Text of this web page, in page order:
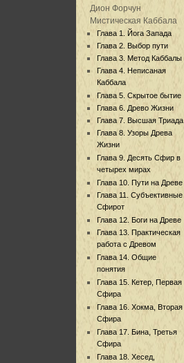
Дион Форчун
Мистическая Каббала
Глава 1. Йога Запада
Глава 2. Выбор пути
Глава 3. Метод Каббалы
Глава 4. Неписаная
Каббала
Глава 5. Скрытое бытие
Глава 6. Древо Жизни
Глава 7. Высшая Триада
Глава 8. Узоры Древа
Жизни
Глава 9. Десять Сфир в
четырех мирах
Глава 10. Пути на Древе
Глава 11. Субъективные
Сфирот
Глава 12. Боги на Древе
Глава 13. Практическая
работа с Древом
Глава 14. Общие
понятия
Глава 15. Кетер, Первая
Сфира
Глава 16. Хокма, Вторая
Сфира
Глава 17. Бина, Третья
Сфира
Глава 18. Хесед,